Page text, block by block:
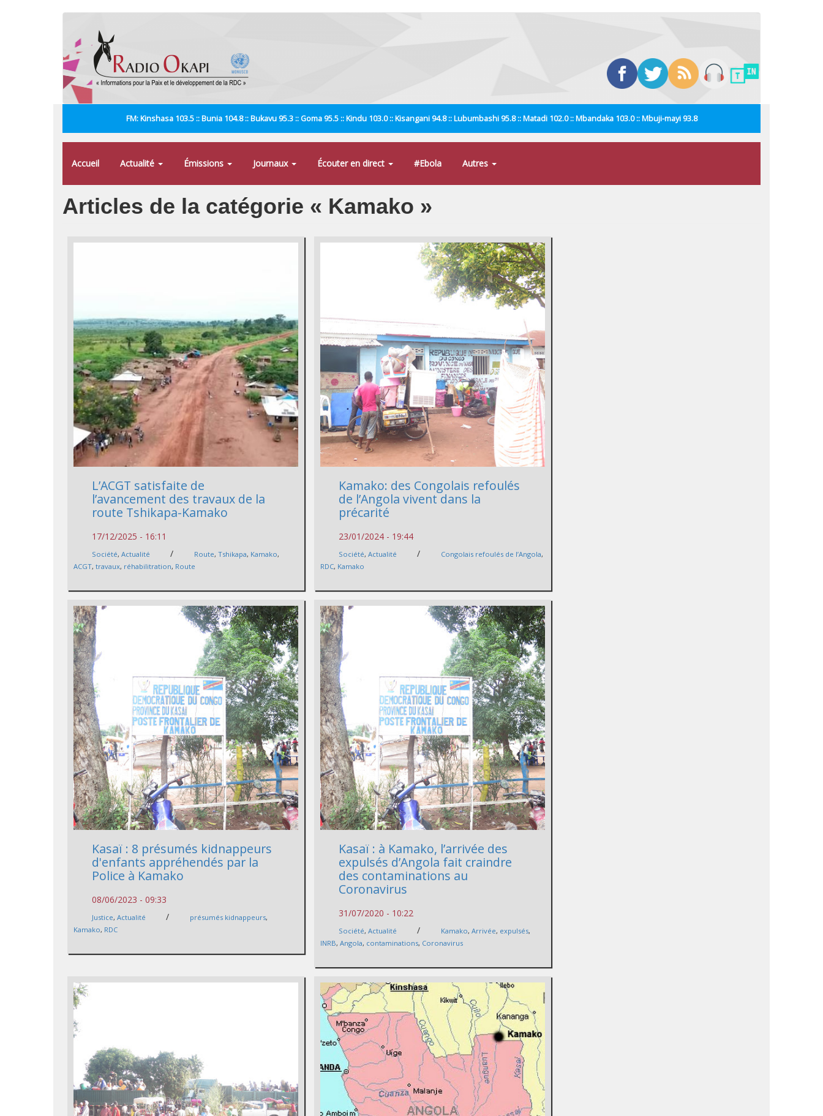
FM: Kinshasa 103.5 :: Bunia 104.8 :: Bukavu 95.3 :: Goma 95.5 :: Kindu 103.0 :: Kisangani 94.8 :: Lubumbashi 95.8 :: Matadi 102.0 :: Mbandaka 103.0 :: Mbuji-mayi 93.8
Accueil Actualité Émissions Journaux Écouter en direct #Ebola Autres
Articles de la catégorie « Kamako »
L’ACGT satisfaite de
l’avancement des travaux de la
route Tshikapa-Kamako
17/12/2025 - 16:11
Société,Actualité / Route,Tshikapa, Kamako,
ACGT,travaux, réhabilitration, Route
Kamako: des Congolais refoulés
de l’Angola vivent dans la
précarité
23/01/2024 - 19:44
Société,Actualité / Congolais refoulés de l’Angola,
RDC, Kamako
Kasaï : 8 présumés kidnappeurs
d'enfants appréhendés par la
Police à Kamako
08/06/2023 - 09:33
Justice,Actualité / présumés kidnappeurs,
Kamako, RDC
Kasaï : à Kamako, l’arrivée des
expulsés d’Angola fait craindre
des contaminations au
Coronavirus
31/07/2020 - 10:22
Société,Actualité / Kamako,Arrivée, expulsés,
INRB,Angola, contaminations, Coronavirus